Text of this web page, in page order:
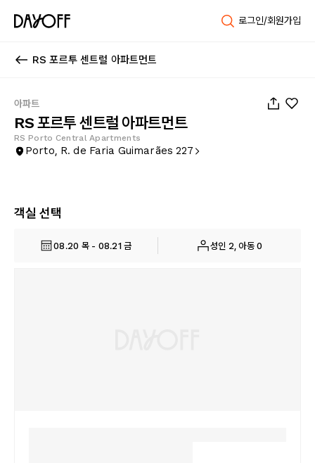
로그인/회원가입
RS 포르투 센트럴 아파트먼트
아파트
RS 포르투 센트럴 아파트먼트
RS Porto Central Apartments
Porto, R. de Faria Guimarães 227
객실 선택
08.20 목 - 08.21 금 성인 2, 아동 0